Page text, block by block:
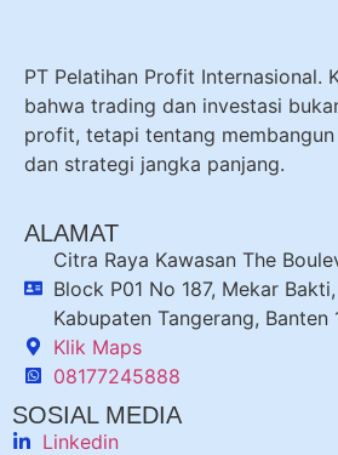
PT Pelatihan Profit Internasional.
bahwa trading dan investasi
profit, tetapi tentang
dan strategi jangka panjang.
ALAMAT
Citra Raya Kawasan The
Block P01 No 187, Mekar
Kabupaten Tangerang, Banten
Klik Maps
08177245888
SOSIAL MEDIA
Linkedin